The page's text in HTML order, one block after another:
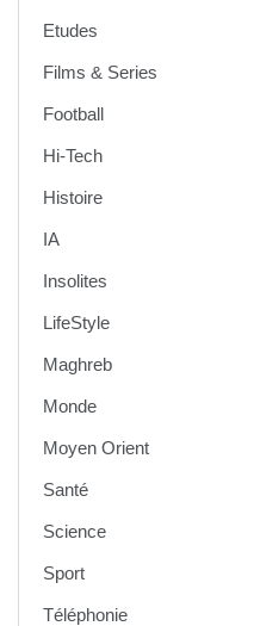
Etudes
Films & Series
Football
Hi-Tech
Histoire
IA
Insolites
LifeStyle
Maghreb
Monde
Moyen Orient
Santé
Science
Sport
Téléphonie